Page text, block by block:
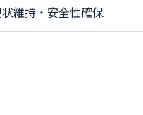
維持・安全性確保